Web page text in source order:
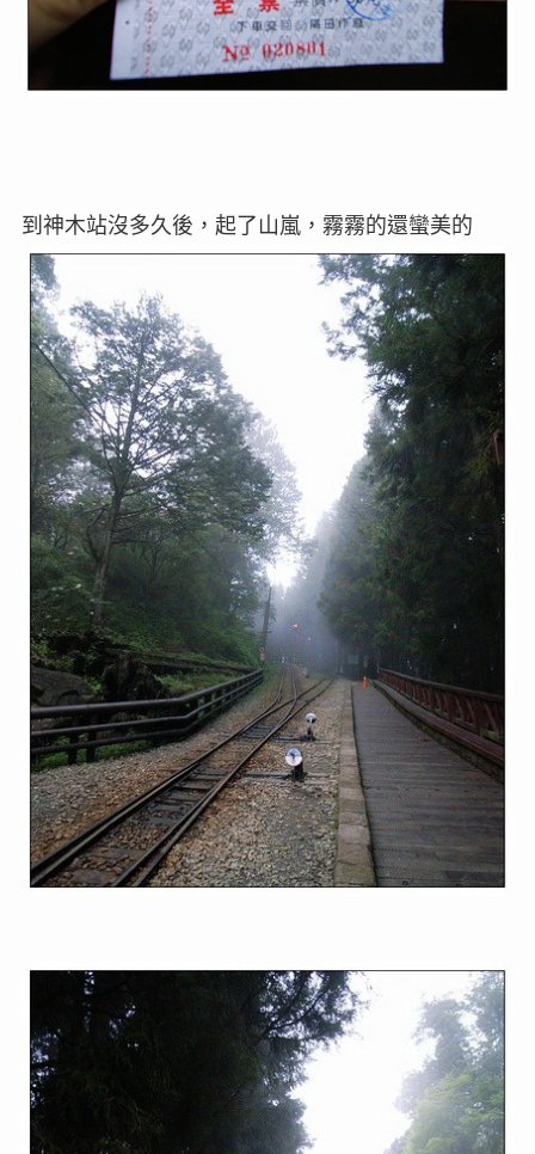
到神木站沒多久後，起了山嵐，霧霧的還蠻美的